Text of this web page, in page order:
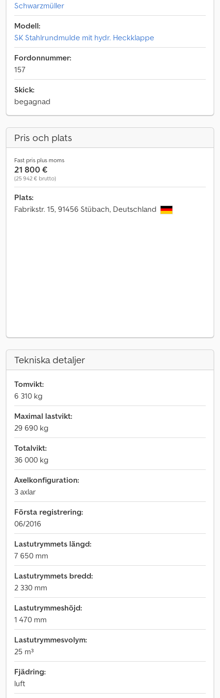
Schwarzmüller
Modell:
SK Stahlrundmulde mit hydr. Heckklappe
Fordonnummer:
157
Skick:
begagnad
Pris och plats
Fast pris plus moms
21 800 €
(25 942 € brutto)
Plats:
Fabrikstr. 15, 91456 Stübach, Deutschland
Tekniska detaljer
Tomvikt:
6 310 kg
Maximal lastvikt:
29 690 kg
Totalvikt:
36 000 kg
Axelkonfiguration:
3 axlar
Första registrering:
06/2016
Lastutrymmets längd:
7 650 mm
Lastutrymmets bredd:
2 330 mm
Lastutrymmeshöjd:
1 470 mm
Lastutrymmesvolym:
25 m³
Fjädring:
luft